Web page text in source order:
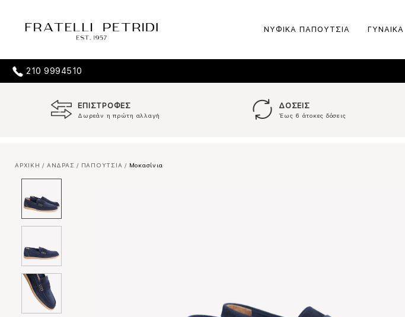
ΝΥΦΙΚΑ ΠΑΠΟΥΤΣΙΑ ΓΥΝΑΙΚΑ
210 9994510
ΕΠΙΣΤΡΟΦΕΣ
Δωρεάν η πρώτη αλλαγή
ΔΟΣΕΙΣ
Έως 6 άτοκες δόσεις
ΑΡΧΙΚΗ / ΑΝΔΡΑΣ / ΠΑΠΟΥΤΣΙΑ / Μοκασίνια